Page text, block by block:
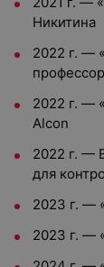
Никитина
2022 г. —
2022 г. —
Alcon
2022 г. —
для
2023 г. —
2023 г. —